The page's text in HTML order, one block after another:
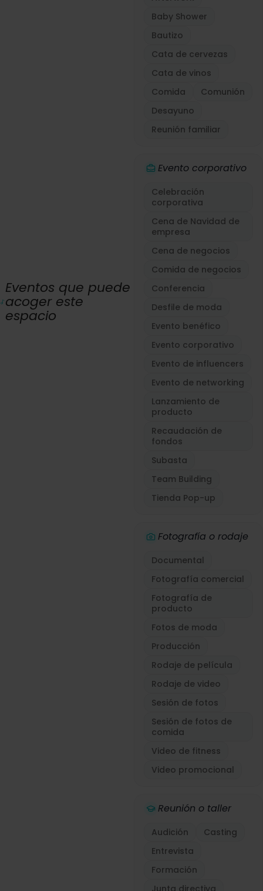
Eventos que puede
acoger este
espacio
Baby Shower
Bautizo
Cata de cervezas
Cata de vinos
Comida
Comunión
Desayuno
Reunión familiar
Evento corporativo
Celebración
corporativa
Cena de Navidad de
empresa
Cena de negocios
Comida de negocios
Conferencia
Desfile de moda
Evento benéfico
Evento corporativo
Evento de influencers
Evento de networking
Lanzamiento de
producto
Recaudación de
fondos
Subasta
Team Building
Tienda Pop-up
Fotografía o rodaje
Documental
Fotografía comercial
Fotografía de
producto
Fotos de moda
Producción
Rodaje de película
Rodaje de video
Sesión de fotos
Sesión de fotos de
comida
Video de fitness
Video promocional
Reunión o taller
Audición
Casting
Entrevista
Formación
Junta directiva